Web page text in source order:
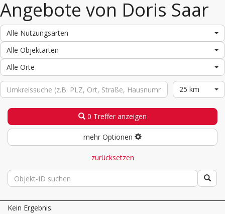
Angebote von Doris Saar
Alle Nutzungsarten
Alle Objektarten
Alle Orte
25 km
0 Treffer anzeigen
mehr Optionen
zurücksetzen
Kein Ergebnis.